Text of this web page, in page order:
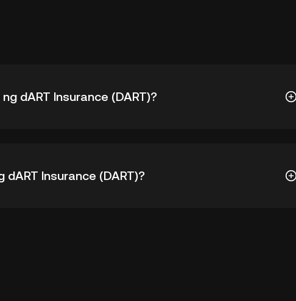
dART Insurance (DART)?
Insurance (DART)?
third-party crypto custody service, o paper wallet.